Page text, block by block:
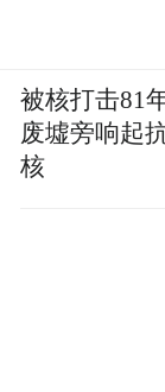
被核打击81
废墟旁响起
核